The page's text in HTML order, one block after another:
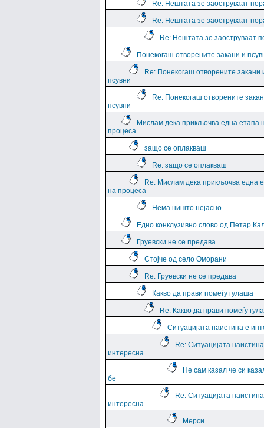
Re: Нештата зе заоструваат
Re: Нештата зе заоструваат
Re: Нештата зе заоструваат
Понекогаш отворените закани и
Re: Понекогаш отворените закани
псувни
Re: Понекогаш отворените
псувни
Мислам дека прикљочва една етапа
процеса
защо се оплакваш
Re: защо се оплакваш
Re: Мислам дека прикљочва една
на процеса
Нема ништо нејасно
Едно конклузивно слово од Петар
Груевски не се предава
Стојче од село Оморани
Re: Груевски не се предава
Какво да прави помеѓу гулаша
Re: Какво да прави помеѓу
Ситуацијата наистина е
Re: Ситуацијата
интересна
Не сам казал че си
бе
Re: Ситуацијата
интересна
Мерси